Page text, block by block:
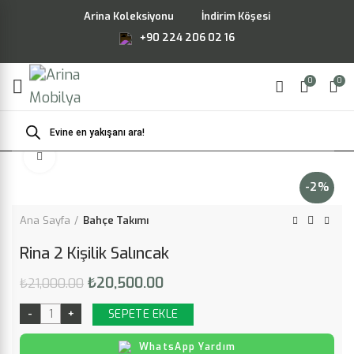
Arina Koleksiyonu
İndirim Köşesi
+90 224 206 02 16
0 0
Products
search
-2%
Ana Sayfa Bahçe Takımı
Rina 2 Kişilik Salıncak
₺21,000.00 Orijinal
fiyat:
₺21,000.00.
₺20,500.00Şu
andaki
fiyat:
₺20,500.00.
SEPETE EKLE
WhatsApp Yardım